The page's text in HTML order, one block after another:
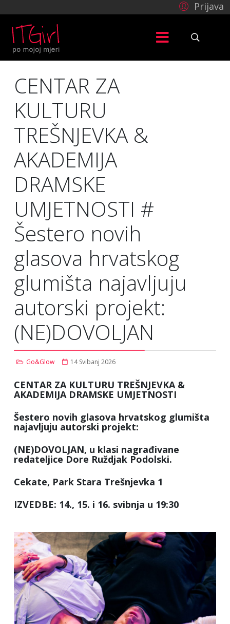
Prijava
CENTAR ZA
KULTURU
TREŠNJEVKA &
AKADEMIJA
DRAMSKE
UMJETNOSTI #
Šestero novih
glasova hrvatskog
glumišta najavljuju
autorski projekt:
(NE)DOVOLJAN
Go&Glow 14 Svibanj 2026
CENTAR ZA KULTURU TREŠNJEVKA &
AKADEMIJA DRAMSKE UMJETNOSTI
Šestero novih glasova hrvatskog glumišta
najavljuju autorski projekt:
(NE)DOVOLJAN, u klasi nagrađivane
redateljice Dore Ruždjak Podolski.
Cekate, Park Stara Trešnjevka 1
IZVEDBE: 14., 15. i 16. svibnja u 19:30